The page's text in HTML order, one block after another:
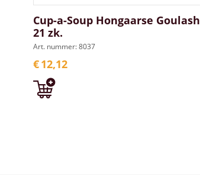
Cup-a-Soup Hongaarse Goulash
21 zk.
Art. nummer: 8037
€12,12